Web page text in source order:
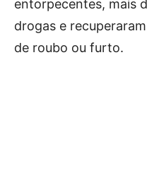
entorpecentes, mais
drogas e
de roubo ou furto.